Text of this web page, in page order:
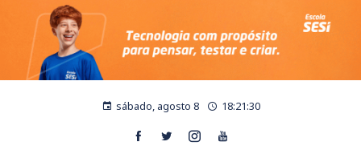
sábado, agosto 8 18:21:30